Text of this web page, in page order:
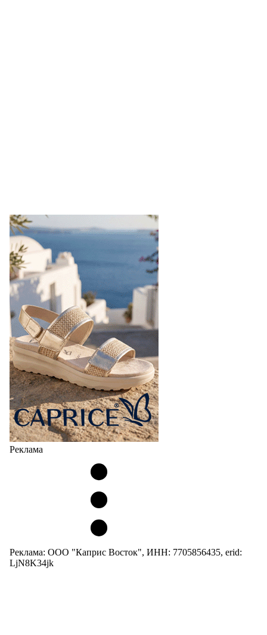
Реклама
Реклама: ООО "Каприс Восток", ИНН: 7705856435, erid:
LjN8K34jk